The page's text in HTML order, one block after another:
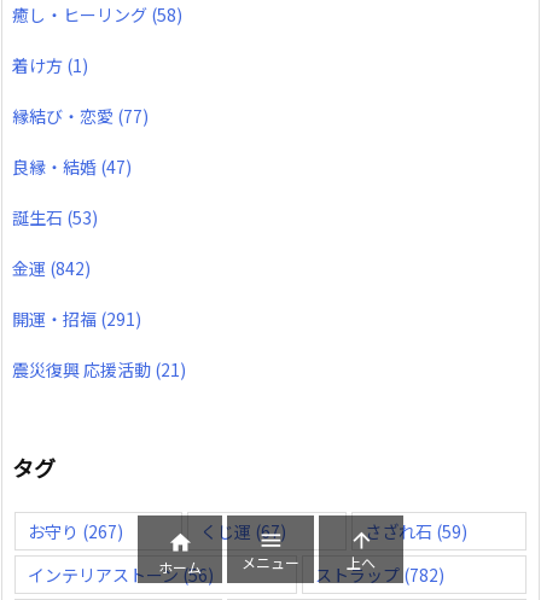
癒し・ヒーリング (58)
着け方 (1)
縁結び・恋愛 (77)
良縁・結婚 (47)
誕生石 (53)
金運 (842)
開運・招福 (291)
震災復興 応援活動 (21)
タグ
お守り (267) くじ運 (67) さざれ石 (59)
インテリアストーン(56) ストラップ(782)

ホーム

メニュー

上へ